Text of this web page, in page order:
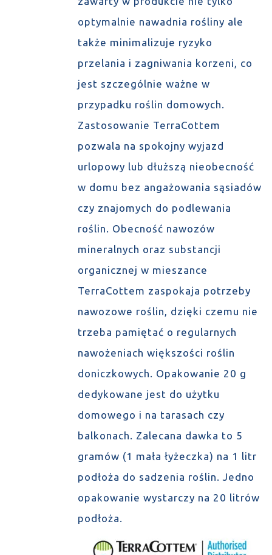
optymalnie nawadnia rośliny ale
także minimalizuje ryzyko
przelania i zagniwania korzeni, co
jest szczególnie ważne w
przypadku roślin domowych.
Zastosowanie TerraCottem
pozwala na spokojny wyjazd
urlopowy lub dłuższą nieobecność
w domu bez angażowania sąsiadów
czy znajomych do podlewania
roślin. Obecność nawozów
mineralnych oraz substancji
organicznej w mieszance
TerraCottem zaspokaja potrzeby
nawozowe roślin, dzięki czemu nie
trzeba pamiętać o regularnych
nawożeniach większości roślin
doniczkowych. Opakowanie 20 g
dedykowane jest do użytku
domowego i na tarasach czy
balkonach. Zalecana dawka to 5
gramów (1 mała łyżeczka) na 1 litr
podłoża do sadzenia roślin. Jedno
opakowanie wystarczy na 20 litrów
podłoża.